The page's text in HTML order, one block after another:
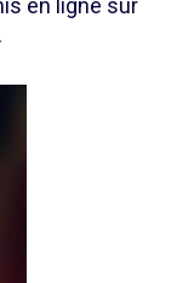
en ligne sur